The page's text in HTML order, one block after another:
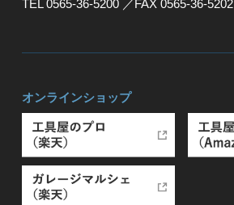
TEL 0565-36-5200 ／FAX 0565-36-5202
オンラインショップ